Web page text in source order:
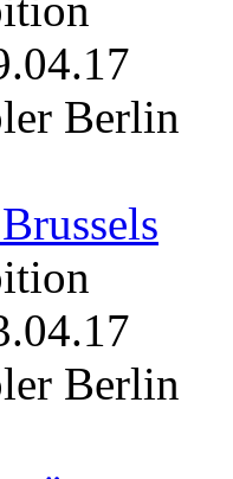
Berlin
Berlin